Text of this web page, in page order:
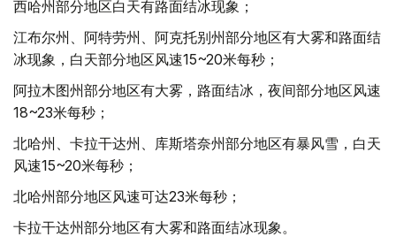
西哈州部分地区白天有路面结冰现象；
江布尔州、阿特劳州、阿克托别州部分地区有大雾和路面结
冰现象，白天部分地区风速15~20米每秒；
阿拉木图州部分地区有大雾，路面结冰，夜间部分地区风速
18~23米每秒；
北哈州、卡拉干达州、库斯塔奈州部分地区有暴风雪，白天
风速15~20米每秒；
北哈州部分地区风速可达23米每秒；
卡拉干达州部分地区有大雾和路面结冰现象。